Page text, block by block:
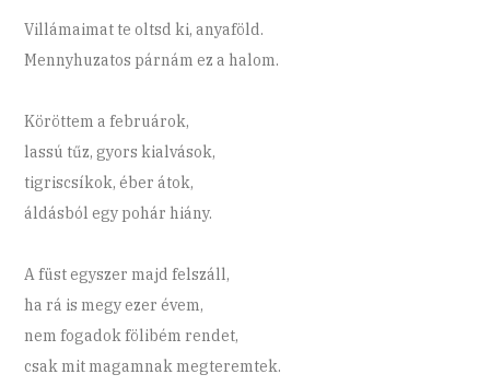
Villámaimat te oltsd ki, anyaföld.
Mennyhuzatos párnám ez a halom.
Köröttem a februárok,
lassú tűz, gyors kialvások,
tigriscsíkok, éber átok,
áldásból egy pohár hiány.
A füst egyszer majd felszáll,
ha rá is megy ezer évem,
nem fogadok fölibém rendet,
csak mit magamnak megteremtek.